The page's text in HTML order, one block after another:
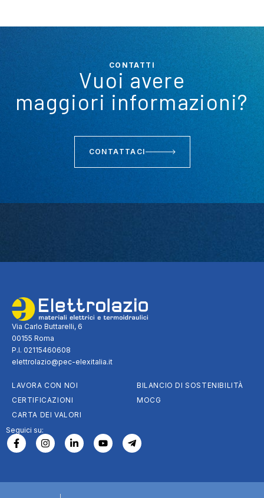
CONTATTI
Vuoi avere
maggiori informazioni?
CONTATTACI
Via Carlo Buttarelli, 6
00155 Roma
P.I. 02115460608
elettrolazio@pec-elexitalia.it
LAVORA CON NOI
CERTIFICAZIONI
CARTA DEI VALORI
BILANCIO DI SOSTENIBILITÀ
MOCG
Seguici su: